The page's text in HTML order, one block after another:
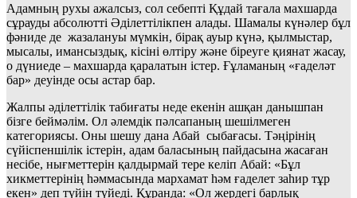
Адамның рухы ажалсыз, сол себепті Құдай тағала махшарда
сұрауды абсолютті Әділеттілікпен алады. Шамалы күнәлер бұл
фәниде де жазалануы мүмкін, бірақ ауыр күнә, қылмыстар,
мысалы, имансыздық, кісіні өлтіру және біреуге қиянат жасау,
о дүниеде – махшарда қаралатын істер. Ғұламаның «ғаделәт
бар» деуінде осы астар бар.
Жалпы әділеттілік табиғаты неде екенін ашқан данышпан
бізге беймәлім. Ол әлемдік пәлсапаның шешілмеген
категориясы. Оны шешу дана Абай сыбағасы. Тәңірінің
сүйіспеншілік істерін, адам баласының пайдасына жасаған
несібе, нығметтерін қалдырмай тере келіп Абай: «Бұл
хикметтерінің һәммасында мархамат һәм ғаделет заһир тұр
екен» деп түйін түйеді. Құранда: «Ол жердегі барлық